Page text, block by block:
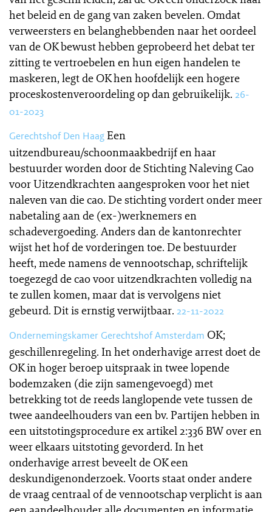
het beleid en de gang van zaken bevelen. Omdat
verweersters en belanghebbenden naar het oordeel
van de OK bewust hebben geprobeerd het debat ter
zitting te vertroebelen en hun eigen handelen te
maskeren, legt de OK hen hoofdelijk een hogere
proceskostenveroordeling op dan gebruikelijk. 26-
01-2023
Gerechtshof Den HaagEen
uitzendbureau/schoonmaakbedrijf en haar
bestuurder worden door de Stichting Naleving Cao
voor Uitzendkrachten aangesproken voor het niet
naleven van die cao. De stichting vordert onder meer
nabetaling aan de (ex-)werknemers en
schadevergoeding. Anders dan de kantonrechter
wijst het hof de vorderingen toe. De bestuurder
heeft, mede namens de vennootschap, schriftelijk
toegezegd de cao voor uitzendkrachten volledig na
te zullen komen, maar dat is vervolgens niet
gebeurd. Dit is ernstig verwijtbaar. 22-11-2022
Ondernemingskamer Gerechtshof Amsterdam OK;
geschillenregeling. In het onderhavige arrest doet de
OK in hoger beroep uitspraak in twee lopende
bodemzaken (die zijn samengevoegd) met
betrekking tot de reeds langlopende vete tussen de
twee aandeelhouders van een bv. Partijen hebben in
een uitstotingsprocedure ex artikel 2:336 BW over en
weer elkaars uitstoting gevorderd. In het
onderhavige arrest beveelt de OK een
deskundigenonderzoek. Voorts staat onder andere
de vraag centraal of de vennootschap verplicht is aan